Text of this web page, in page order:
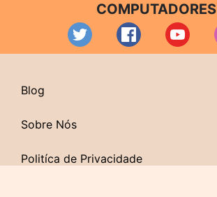
COMPUTADORES
Blog
Sobre Nós
Politíca de Privacidade